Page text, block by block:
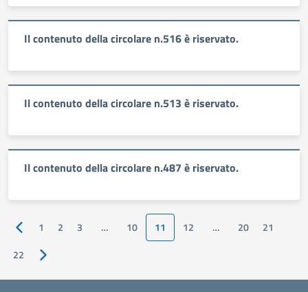
Il contenuto della circolare n.516 è riservato.
Il contenuto della circolare n.513 è riservato.
Il contenuto della circolare n.487 è riservato.
Pagina precedente
1 2 3 … 10 11 12 … 20
21
22
Pagina successiva